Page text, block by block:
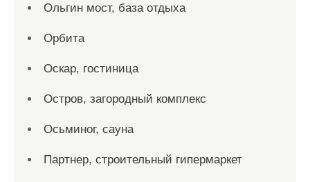
Ольгин мост, база отдыха
Орбита
Оскар, гостиница
Остров, загородный комплекс
Осьминог, сауна
Партнер, строительный гипермаркет